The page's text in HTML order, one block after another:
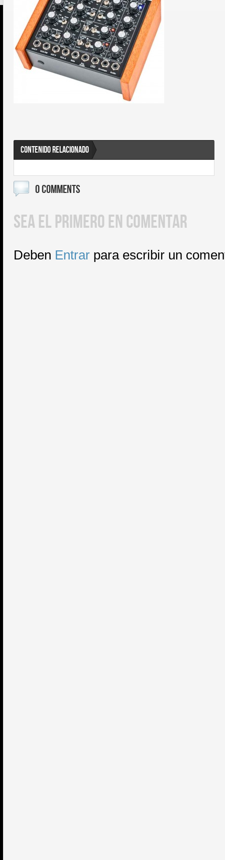
CONTENIDO RELACIONADO
0 COMMENTS
SEA EL PRIMERO EN COMENTAR
Deben Entrar para escribir un